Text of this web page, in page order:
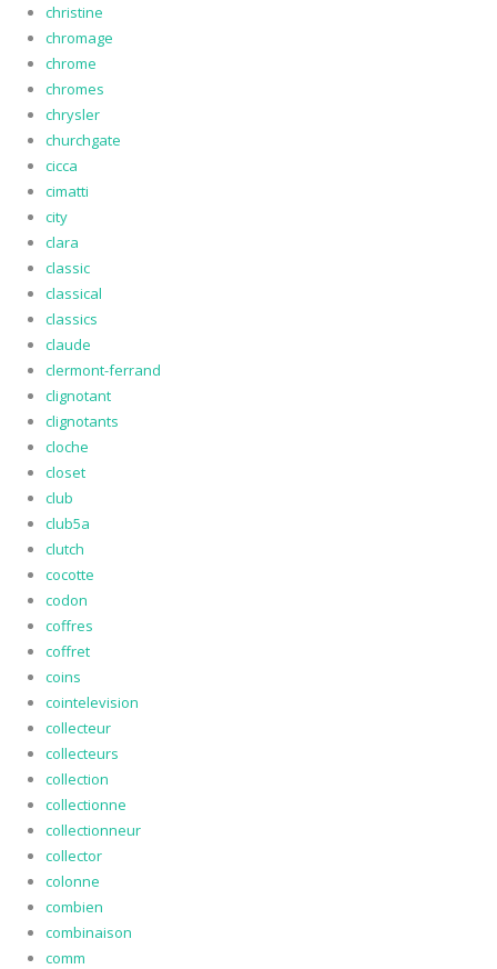
christine
chromage
chrome
chromes
chrysler
churchgate
cicca
cimatti
city
clara
classic
classical
classics
claude
clermont-ferrand
clignotant
clignotants
cloche
closet
club
club5a
clutch
cocotte
codon
coffres
coffret
coins
cointelevision
collecteur
collecteurs
collection
collectionne
collectionneur
collector
colonne
combien
combinaison
comm